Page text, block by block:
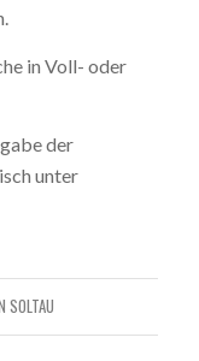
in Voll- oder
der
unter
SOLTAU